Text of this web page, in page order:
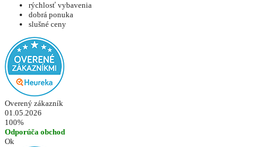
rýchlosť vybavenia
dobrá ponuka
slušné ceny
Overený zákazník
01.05.2026
100%
Odporúča obchod
Ok